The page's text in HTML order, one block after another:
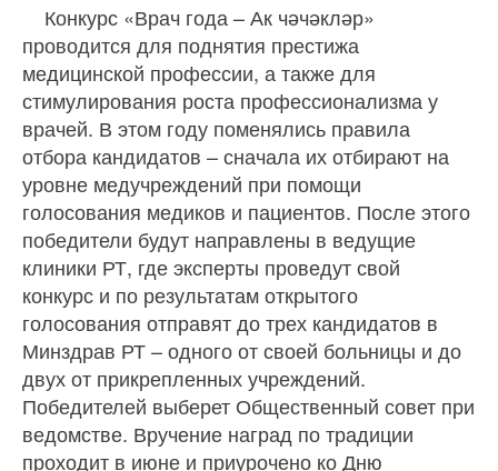
Конкурс «Врач года – Ак чәчәкләр»
проводится для поднятия престижа
медицинской профессии, а также для
стимулирования роста профессионализма у
врачей. В этом году поменялись правила
отбора кандидатов – сначала их отбирают на
уровне медучреждений при помощи
голосования медиков и пациентов. После этого
победители будут направлены в ведущие
клиники РТ, где эксперты проведут свой
конкурс и по результатам открытого
голосования отправят до трех кандидатов в
Минздрав РТ – одного от своей больницы и до
двух от прикрепленных учреждений.
Победителей выберет Общественный совет при
ведомстве. Вручение наград по традиции
проходит в июне и приурочено ко Дню